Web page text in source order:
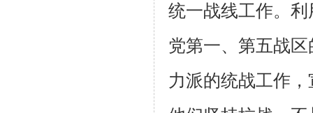
统一战线工作。
党第一、第五战
力派的统战工作